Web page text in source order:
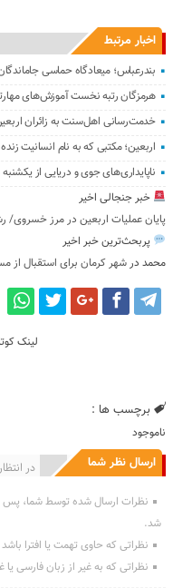
اخبار مرتبط
بندرعباس؛ میعادگاه حماسی
هرمزگان رتبه نخست آموزش‌های
خدمت‌رسانی اهل‌سنت به زائران
اربعین؛ مکتبی که به نام انسانیت
ناپایداری‌های جوی و دریایی از
خبر جنجالی اخیر
پایان عملیات اربعین در مرز خسروی/ رشد 6 درصدی تردد
پربحث‌ترین خبر اخیر
محمد درشهر کرمان برای استقبال از
لینک
برچسب ها :
ناموجود
ارسال نظر شما در انتشار یافته : 0
نظرات ارسال شده توسط شما، پس
شد.
نظراتی که حاوی تهمت یا افترا
نظراتی که به غیر از زبان فارسی